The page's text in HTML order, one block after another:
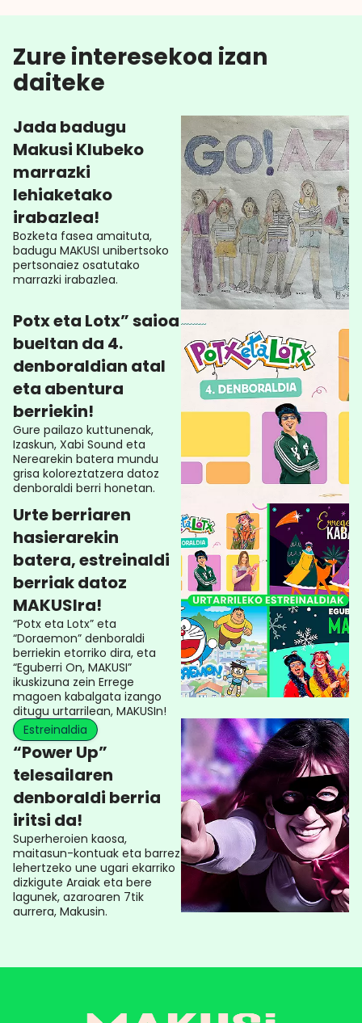
Zure interesekoa izan
daiteke
Jada badugu
Makusi Klubeko
marrazki
lehiaketako
irabazlea!
Bozketa fasea amaituta,
badugu MAKUSI unibertsoko
pertsonaiez osatutako
marrazki irabazlea.
Potx eta Lotx” saioa
bueltan da 4.
denboraldian atal
eta abentura
berriekin!
Gure pailazo kuttunenak,
Izaskun, Xabi Sound eta
Nerearekin batera mundu
grisa koloreztatzera datoz
denboraldi berri honetan.
Urte berriaren
hasierarekin
batera, estreinaldi
berriak datoz
MAKUSIra!
“Potx eta Lotx” eta
“Doraemon” denboraldi
berriekin etorriko dira, eta
“Eguberri On, MAKUSI”
ikuskizuna zein Errege
magoen kabalgata izango
ditugu urtarrilean, MAKUSIn!
Estreinaldia
“Power Up”
telesailaren
denboraldi berria
iritsi da!
Superheroien kaosa,
maitasun-kontuak eta barrez
lehertzeko une ugari ekarriko
dizkigute Araiak eta bere
lagunek, azaroaren 7tik
aurrera, Makusin.